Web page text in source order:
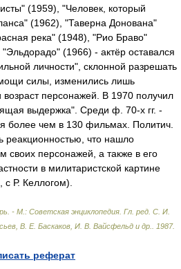
(1959), "Человек, который
(1962), "Таверна Донована"
река" (1948), "Рио Браво"
(1966) - актёр оставался
личности", склонной разрешать
силы, изменились лишь
возраст персонажей. В 1970 получил
выдержка". Среди ф. 70-х гг. -
более чем в 130 фильмах. Политич.
реакционностью, что нашло
своих персонажей, а также в его
в милитаристской картине
Р. Келлогом).
- М.: Советская энциклопедия Гл. ред. С. И.
В. Е. Баскаков, И. В. Вайсфельд и др.
1987.
реферат